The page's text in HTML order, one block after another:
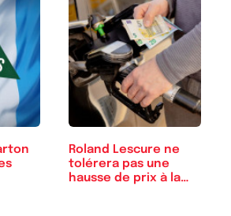
Roland Lescure ne
tolérera pas une
hausse de prix à la